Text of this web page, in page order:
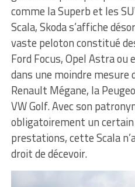
comme la Superb et les
Scala, Skoda s’affiche
vaste peloton constitué
Ford Focus, Opel Astra ou
dans une moindre
Renault Mégane, la
VW Golf. Avec son
obligatoirement un certain
prestations, cette Scala
droit de décevoir.